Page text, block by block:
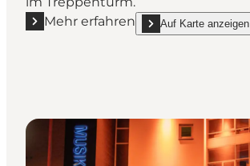
Mehr erfahren
Mehr erfahren "Tróndur"Auf Karte anzeigen
show Tróndur on_map